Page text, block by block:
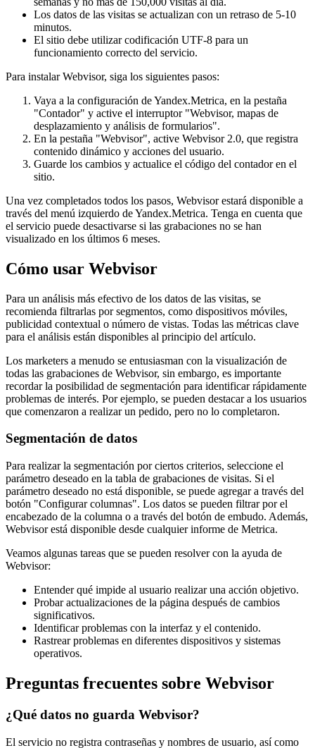
Los datos de las visitas se actualizan con un retraso de 5-10
minutos.
El sitio debe utilizar codificación UTF-8 para un
funcionamiento correcto del servicio.
Para instalar Webvisor, siga los siguientes pasos:
Vaya a la configuración de Yandex.Metrica, en la pestaña
"Contador" y active el interruptor "Webvisor, mapas de
desplazamiento y análisis de formularios".
En la pestaña "Webvisor", active Webvisor 2.0, que registra
contenido dinámico y acciones del usuario.
Guarde los cambios y actualice el código del contador en el
sitio.
Una vez completados todos los pasos, Webvisor estará disponible a
través del menú izquierdo de Yandex.Metrica. Tenga en cuenta que
el servicio puede desactivarse si las grabaciones no se han
visualizado en los últimos 6 meses.
Cómo usar Webvisor
Para un análisis más efectivo de los datos de las visitas, se
recomienda filtrarlas por segmentos, como dispositivos móviles,
publicidad contextual o número de vistas. Todas las métricas clave
para el análisis están disponibles al principio del artículo.
Los marketers a menudo se entusiasman con la visualización de
todas las grabaciones de Webvisor, sin embargo, es importante
recordar la posibilidad de segmentación para identificar rápidamente
problemas de interés. Por ejemplo, se pueden destacar a los usuarios
que comenzaron a realizar un pedido, pero no lo completaron.
Segmentación de datos
Para realizar la segmentación por ciertos criterios, seleccione el
parámetro deseado en la tabla de grabaciones de visitas. Si el
parámetro deseado no está disponible, se puede agregar a través del
botón "Configurar columnas". Los datos se pueden filtrar por el
encabezado de la columna o a través del botón de embudo. Además,
Webvisor está disponible desde cualquier informe de Metrica.
Veamos algunas tareas que se pueden resolver con la ayuda de
Webvisor:
Entender qué impide al usuario realizar una acción objetivo.
Probar actualizaciones de la página después de cambios
significativos.
Identificar problemas con la interfaz y el contenido.
Rastrear problemas en diferentes dispositivos y sistemas
operativos.
Preguntas frecuentes sobre Webvisor
¿Qué datos no guarda Webvisor?
El servicio no registra contraseñas y nombres de usuario, así como